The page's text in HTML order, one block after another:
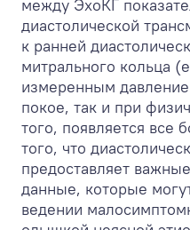
между ЭхоКГ
диастолической
к ранней
митрального кольца
измеренным
покое, так и при
того, появляется все
того, что
предоставляет
данные, которые
ведении